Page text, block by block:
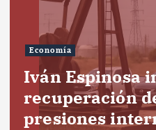
Economía
Iván Espinosa
recuperación
presiones